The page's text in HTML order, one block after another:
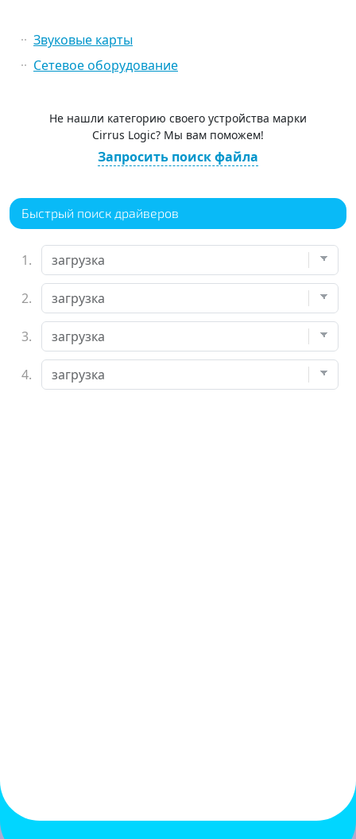
Звуковые карты
Сетевое оборудование
Не нашли категорию своего устройства марки
Cirrus Logic? Мы вам поможем!
Запросить поиск файла
Быстрый поиск драйверов
1.
2.
3.
4.